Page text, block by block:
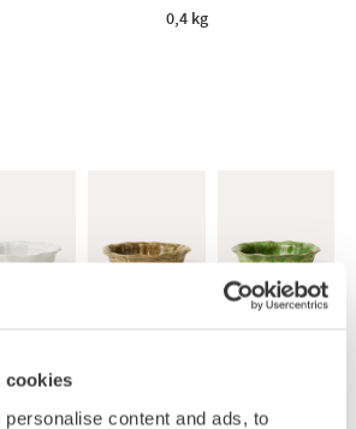
cookies
content and ads, to
0,4 kg